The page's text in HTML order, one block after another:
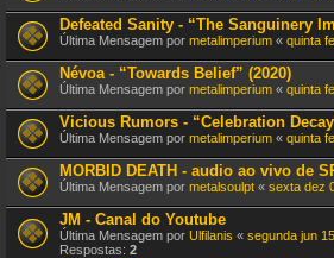
Defeated Sanity - “The Sanguinery
Última Mensagem por metalimperium « quinta
Névoa - “Towards Belief” (2020)
Última Mensagem por metalimperium « quinta
Vicious Rumors - “Celebration
Última Mensagem por metalimperium « quinta
MORBID DEATH - audio ao vivo de
Última Mensagem por metalsoulpt « sexta dez
JM - Canal do Youtube
Última Mensagem por Ulfilanis « segunda jun
Respostas: 2